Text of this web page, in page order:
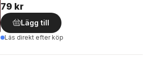
79 kr
Lägg till
Läs direkt efter köp